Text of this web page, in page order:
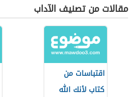
مقالات من تصنيف الآداب
اقتباسات من
كتاب لأنك الله